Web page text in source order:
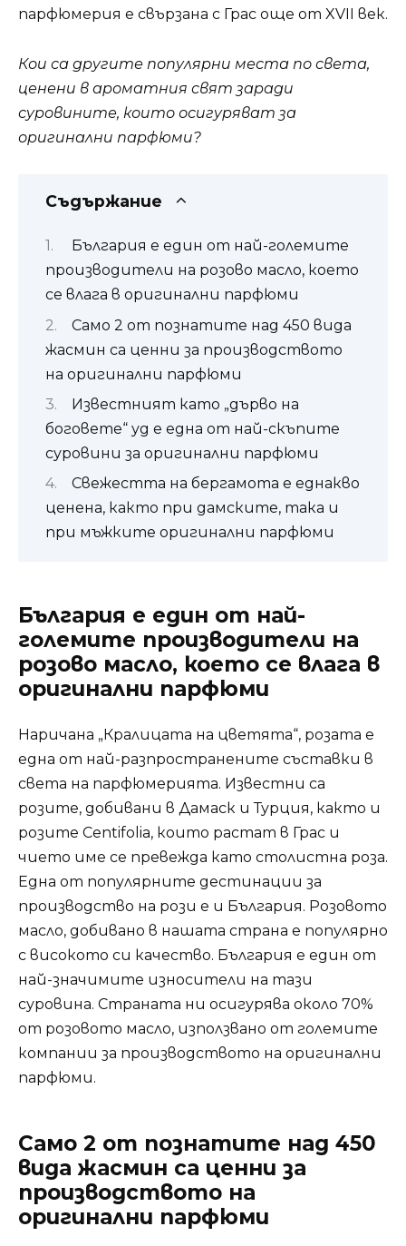
парфюмерия е свързана с Грас още от XVII век.
Кои са другите популярни места по света,
ценени в ароматния свят заради
суровините, които осигуряват за
оригинални парфюми?
Съдържание
България е един от най-големите
производители на розово масло, което
се влага в оригинални парфюми
Само 2 от познатите над 450 вида
жасмин са ценни за производството
на оригинални парфюми
Известният като „дърво на
боговете“ уд е една от най-скъпите
суровини за оригинални парфюми
Свежестта на бергамота е еднакво
ценена, както при дамските, така и
при мъжките оригинални парфюми
България е един от най-
големите производители на
розово масло, което се влага в
оригинални парфюми
Наричана „Кралицата на цветята“, розата е
една от най-разпространените съставки в
света на парфюмерията. Известни са
розите, добивани в Дамаск и Турция, както и
розите Centifolia, които растат в Грас и
чието име се превежда като столистна роза.
Една от популярните дестинации за
производство на рози е и България. Розовото
масло, добивано в нашата страна е популярно
с високото си качество. България е един от
най-значимите износители на тази
суровина. Страната ни осигурява около 70%
от розовото масло, използвано от големите
компании за производството на оригинални
парфюми.
Само 2 от познатите над 450
вида жасмин са ценни за
производството на
оригинални парфюми